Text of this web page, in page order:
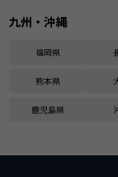
九州・沖縄
福岡県
熊本県
鹿児島県